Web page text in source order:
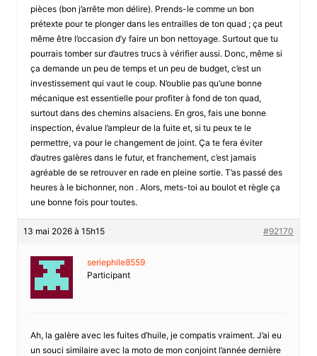
pièces (bon j’arrête mon délire). Prends-le comme un bon
prétexte pour te plonger dans les entrailles de ton quad ; ça peut
même être l’occasion d’y faire un bon nettoyage. Surtout que tu
pourrais tomber sur d’autres trucs à vérifier aussi. Donc, même si
ça demande un peu de temps et un peu de budget, c’est un
investissement qui vaut le coup. N’oublie pas qu’une bonne
mécanique est essentielle pour profiter à fond de ton quad,
surtout dans des chemins alsaciens. En gros, fais une bonne
inspection, évalue l’ampleur de la fuite et, si tu peux te le
permettre, va pour le changement de joint. Ça te fera éviter
d’autres galères dans le futur, et franchement, c’est jamais
agréable de se retrouver en rade en pleine sortie. T’as passé des
heures à le bichonner, non . Alors, mets-toi au boulot et règle ça
une bonne fois pour toutes.
13 mai 2026 à 15h15 #92170
seriephile8559
Participant
Ah, la galère avec les fuites d’huile, je compatis vraiment. J’ai eu
un souci similaire avec la moto de mon conjoint l’année dernière